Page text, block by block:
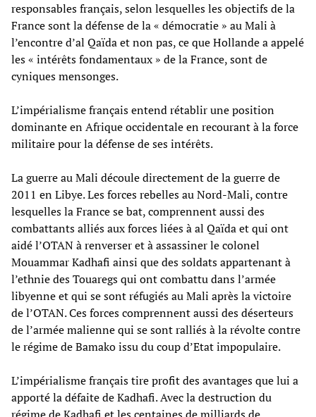
responsables français, selon lesquelles les objectifs de la
France sont la défense de la « démocratie » au Mali à
l’encontre d’al Qaïda et non pas, ce que Hollande a appelé
les « intérêts fondamentaux » de la France, sont de
cyniques mensonges.
L’impérialisme français entend rétablir une position
dominante en Afrique occidentale en recourant à la force
militaire pour la défense de ses intérêts.
La guerre au Mali découle directement de la guerre de
2011 en Libye. Les forces rebelles au Nord-Mali, contre
lesquelles la France se bat, comprennent aussi des
combattants alliés aux forces liées à al Qaïda et qui ont
aidé l’OTAN à renverser et à assassiner le colonel
Mouammar Kadhafi ainsi que des soldats appartenant à
l’ethnie des Touaregs qui ont combattu dans l’armée
libyenne et qui se sont réfugiés au Mali après la victoire
de l’OTAN. Ces forces comprennent aussi des déserteurs
de l’armée malienne qui se sont ralliés à la révolte contre
le régime de Bamako issu du coup d’Etat impopulaire.
L’impérialisme français tire profit des avantages que lui a
apporté la défaite de Kadhafi. Avec la destruction du
régime de Kadhafi et les centaines de milliards de